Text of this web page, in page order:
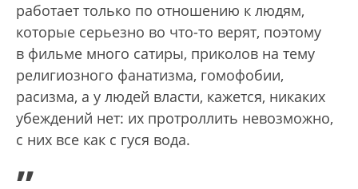
работает только по отношению к людям,
которые серьезно во что-то верят, поэтому
в фильме много сатиры, приколов на тему
религиозного фанатизма, гомофобии,
расизма, а у людей власти, кажется, никаких
убеждений нет: их протроллить невозможно,
с них все как с гуся вода.
„